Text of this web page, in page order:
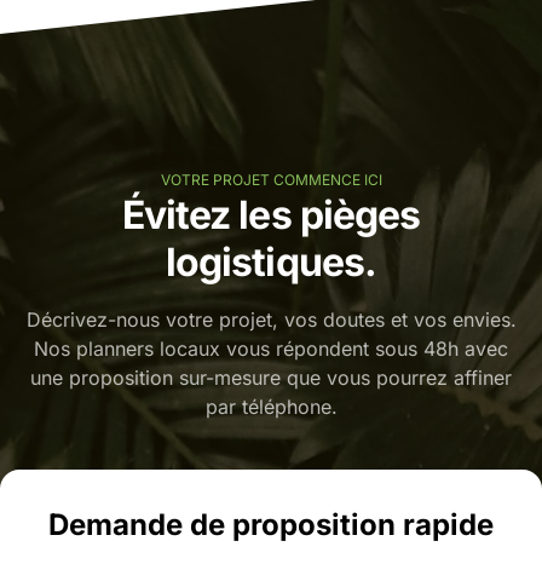
VOTRE PROJET COMMENCE ICI
Évitez les pièges
logistiques.
Décrivez-nous votre projet, vos doutes et vos envies.
Nos planners locaux vous répondent sous 48h avec
une proposition sur-mesure que vous pourrez affiner
par téléphone.
Demande de proposition rapide